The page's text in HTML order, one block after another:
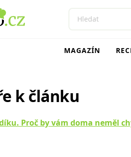
MAGAZÍN
k článku
Proč by vám doma neměl